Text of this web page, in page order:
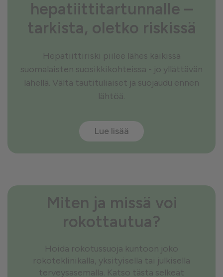
hepatiittitartunnalle –
tarkista, oletko riskissä
Hepatiittiriski piilee lähes kaikissa
suomalaisten suosikkikohteissa - jo yllättävän
lähellä. Vältä tautituliaiset ja suojaudu ennen
lähtöä.
Lue lisää
Miten ja missä voi
rokottautua?
Hoida rokotussuoja kuntoon joko
rokoteklinikalla, yksityisellä tai julkisella
terveysasemalla. Katso tästä selkeät